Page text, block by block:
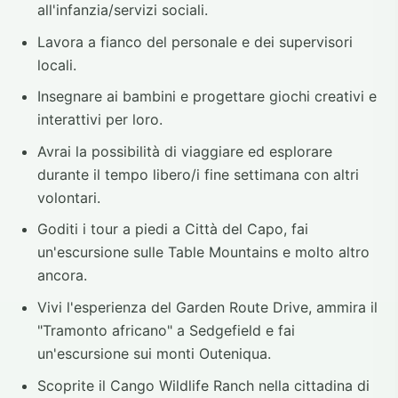
all'infanzia/servizi sociali.
Lavora a fianco del personale e dei supervisori
locali.
Insegnare ai bambini e progettare giochi creativi e
interattivi per loro.
Avrai la possibilità di viaggiare ed esplorare
durante il tempo libero/i fine settimana con altri
volontari.
Goditi i tour a piedi a Città del Capo, fai
un'escursione sulle Table Mountains e molto altro
ancora.
Vivi l'esperienza del Garden Route Drive, ammira il
"Tramonto africano" a Sedgefield e fai
un'escursione sui monti Outeniqua.
Scoprite il Cango Wildlife Ranch nella cittadina di